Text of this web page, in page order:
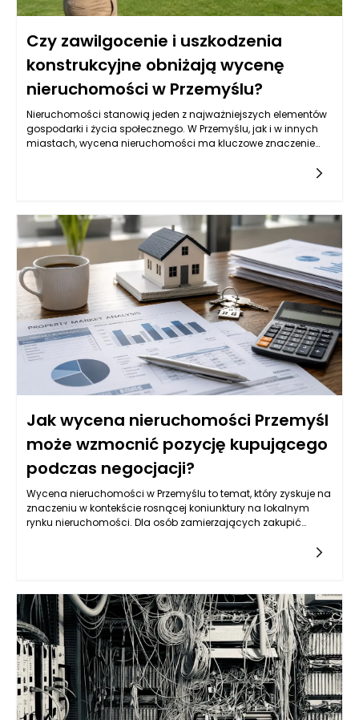
Czy zawilgocenie i uszkodzenia
konstrukcyjne obniżają wycenę
nieruchomości w Przemyślu?
Nieruchomości stanowią jeden z najważniejszych elementów
gospodarki i życia społecznego. W Przemyślu, jak i w innych
miastach, wycena nieruchomości ma kluczowe znaczenie
nieruchomości, takie jak zawilgocenie czy uszkodzenia
konstrukcyjne. Miasto Przemyśl, z jego unikatowymi walorami
architektonicznymi oraz lokalizacyjnymi, stawia przed
inwestorami i właścicielami nieruchomości konkretne
wyzwania. W artykule omówione zostaną aspekty wpływające
na wycenę mieszkań, domów, działek, a także znaczenie
profesjonalnej analizy w tym kontekście.
Jak wycena nieruchomości Przemyśl
może wzmocnić pozycję kupującego
podczas negocjacji?
Wycena nieruchomości w Przemyślu to temat, który zyskuje na
znaczeniu w kontekście rosnącej koniunktury na lokalnym
rynku nieruchomości. Dla osób zamierzających zakupić
oraz jego wpływu na negocjacje może okazać się kluczowe.
decyzji, ale również wzmacnia pozycję negocjacyjną
kupującego. W kontekście Przemyśla, gdzie różnorodność
oferty oraz specyfikacja rynku czynią wycenę jeszcze bardziej
istotną, warto zgłębić, jakie korzyści przynosi prawidłowo
przeprowadzona operacja szacunkowa.